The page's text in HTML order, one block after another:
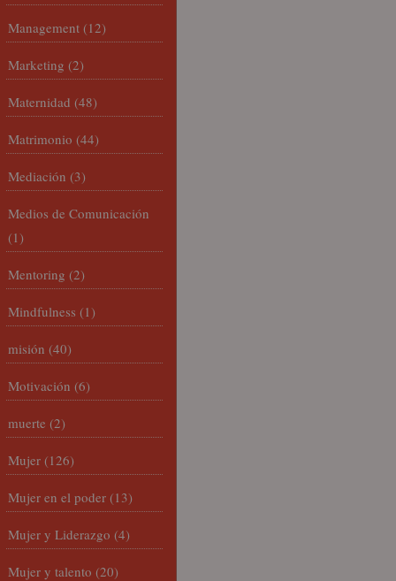
Management (12)
Marketing (2)
Maternidad (48)
Matrimonio (44)
Mediación (3)
Medios de Comunicación
(1)
Mentoring (2)
Mindfulness (1)
misión (40)
Motivación (6)
muerte (2)
Mujer (126)
Mujer en el poder (13)
Mujer y Liderazgo (4)
Mujer y talento (20)